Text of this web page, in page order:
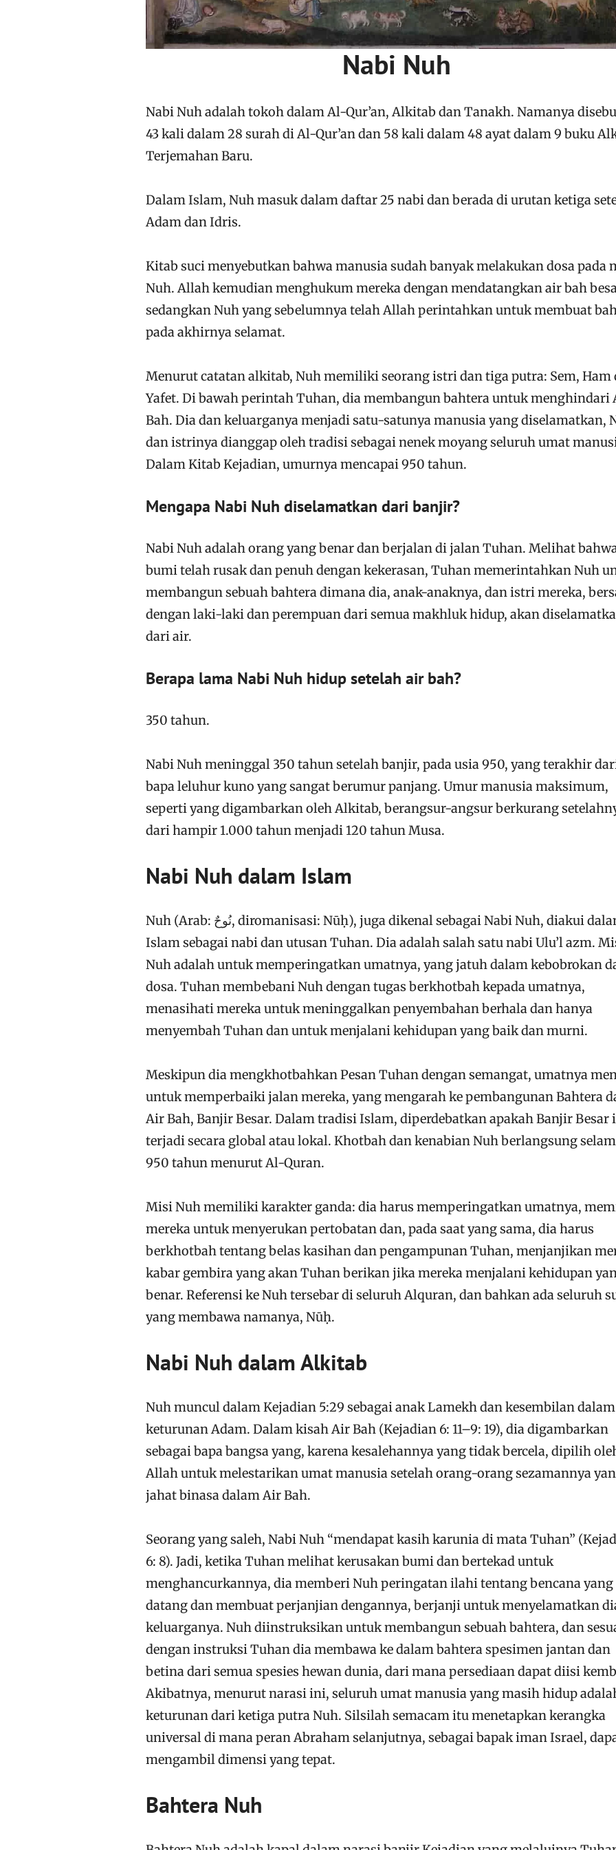
Nabi Nuh
Nabi Nuh adalah tokoh dalam Al-Qur’an, Alkitab dan Tanakh. Namanya
43 kali dalam 28 surah di Al-Qur’an dan 58 kali dalam 48 ayat dalam 9 buku
Terjemahan Baru.
Dalam Islam, Nuh masuk dalam daftar 25 nabi dan berada di urutan ketiga
Adam dan Idris.
Kitab suci menyebutkan bahwa manusia sudah banyak melakukan dosa pada
Nuh. Allah kemudian menghukum mereka dengan mendatangkan air bah
sedangkan Nuh yang sebelumnya telah Allah perintahkan untuk membuat
pada akhirnya selamat.
Menurut catatan alkitab, Nuh memiliki seorang istri dan tiga putra: Sem, Ham
Yafet. Di bawah perintah Tuhan, dia membangun bahtera untuk menghindari
Bah. Dia dan keluarganya menjadi satu-satunya manusia yang diselamatkan,
dan istrinya dianggap oleh tradisi sebagai nenek moyang seluruh umat
Dalam Kitab Kejadian, umurnya mencapai 950 tahun.
Mengapa Nabi Nuh diselamatkan dari banjir?
Nabi Nuh adalah orang yang benar dan berjalan di jalan Tuhan. Melihat
bumi telah rusak dan penuh dengan kekerasan, Tuhan memerintahkan Nuh
membangun sebuah bahtera dimana dia, anak-anaknya, dan istri mereka,
dengan laki-laki dan perempuan dari semua makhluk hidup, akan
dari air.
Berapa lama Nabi Nuh hidup setelah air bah?
350 tahun.
Nabi Nuh meninggal 350 tahun setelah banjir, pada usia 950, yang terakhir
bapa leluhur kuno yang sangat berumur panjang. Umur manusia maksimum,
seperti yang digambarkan oleh Alkitab, berangsur-angsur berkurang
dari hampir 1.000 tahun menjadi 120 tahun Musa.
Nabi Nuh dalam Islam
Nuh (Arab: نُوحٌ, diromanisasi: Nūḥ), juga dikenal sebagai Nabi Nuh, diakui dalam
Islam sebagai nabi dan utusan Tuhan. Dia adalah salah satu nabi Ulu’l azm.
Nuh adalah untuk memperingatkan umatnya, yang jatuh dalam kebobrokan
dosa. Tuhan membebani Nuh dengan tugas berkhotbah kepada umatnya,
menasihati mereka untuk meninggalkan penyembahan berhala dan hanya
menyembah Tuhan dan untuk menjalani kehidupan yang baik dan murni.
Meskipun dia mengkhotbahkan Pesan Tuhan dengan semangat, umatnya
untuk memperbaiki jalan mereka, yang mengarah ke pembangunan Bahtera
Air Bah, Banjir Besar. Dalam tradisi Islam, diperdebatkan apakah Banjir Besar
terjadi secara global atau lokal. Khotbah dan kenabian Nuh berlangsung
950 tahun menurut Al-Quran.
Misi Nuh memiliki karakter ganda: dia harus memperingatkan umatnya,
mereka untuk menyerukan pertobatan dan, pada saat yang sama, dia harus
berkhotbah tentang belas kasihan dan pengampunan Tuhan, menjanjikan
kabar gembira yang akan Tuhan berikan jika mereka menjalani kehidupan
benar. Referensi ke Nuh tersebar di seluruh Alquran, dan bahkan ada seluruh
yang membawa namanya, Nūḥ.
Nabi Nuh dalam Alkitab
Nuh muncul dalam Kejadian 5:29 sebagai anak Lamekh dan kesembilan dalam
keturunan Adam. Dalam kisah Air Bah (Kejadian 6: 11–9: 19), dia digambarkan
sebagai bapa bangsa yang, karena kesalehannya yang tidak bercela, dipilih
Allah untuk melestarikan umat manusia setelah orang-orang sezamannya
jahat binasa dalam Air Bah.
Seorang yang saleh, Nabi Nuh “mendapat kasih karunia di mata Tuhan”
6: 8). Jadi, ketika Tuhan melihat kerusakan bumi dan bertekad untuk
menghancurkannya, dia memberi Nuh peringatan ilahi tentang bencana yang
datang dan membuat perjanjian dengannya, berjanji untuk menyelamatkan
keluarganya. Nuh diinstruksikan untuk membangun sebuah bahtera, dan
dengan instruksi Tuhan dia membawa ke dalam bahtera spesimen jantan dan
betina dari semua spesies hewan dunia, dari mana persediaan dapat diisi
Akibatnya, menurut narasi ini, seluruh umat manusia yang masih hidup
keturunan dari ketiga putra Nuh. Silsilah semacam itu menetapkan kerangka
universal di mana peran Abraham selanjutnya, sebagai bapak iman Israel,
mengambil dimensi yang tepat.
Bahtera Nuh